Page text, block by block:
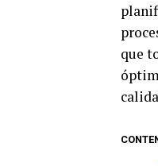
que